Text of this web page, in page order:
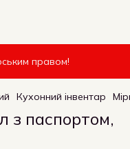
правом!
Кухонний інвентар
з паспортом,